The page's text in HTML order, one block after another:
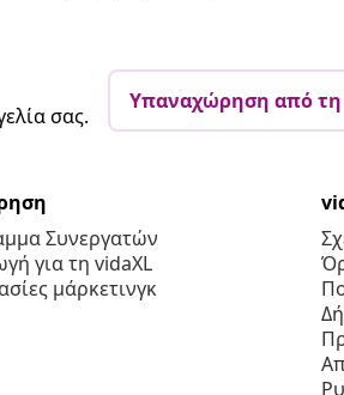
σας.
Υπαναχώρηση από
Συνεργατών
για τη vidaXL
μάρκετινγκ